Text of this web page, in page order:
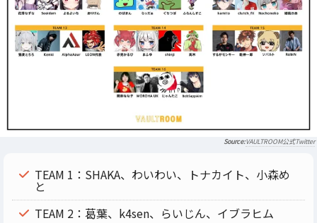
VAULTROOM公式Twitter
TEAM 1：SHAKA、わいわい、トナカイト、小森め
と
TEAM 2：葛葉、k4sen、らいじん、イブラヒム